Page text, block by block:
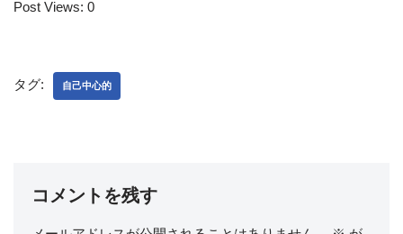
Post Views: 0
タグ: 自己中心的
コメントを残す